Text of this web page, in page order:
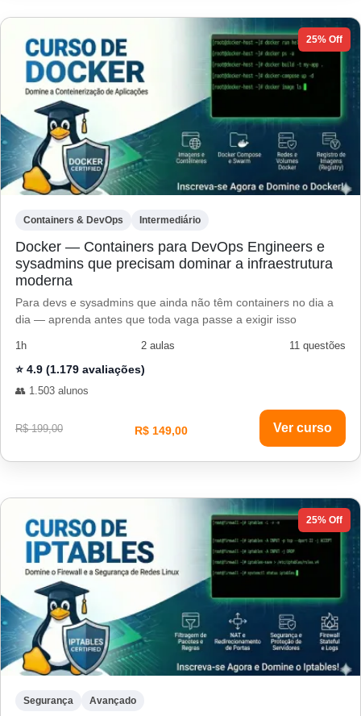
25% Off
Containers & DevOps Intermediário
Docker — Containers para DevOps Engineers e
sysadmins que precisam dominar a infraestrutura
moderna
Para devs e sysadmins que ainda não têm containers no dia a
dia — aprenda antes que toda vaga passe a exigir isso
1h 2 aulas 11 questões
⭐ 4.9 (1.179 avaliações)
👥 1.503 alunos
R$ 199,00 R$ 149,00 Ver curso
25% Off
Segurança Avançado